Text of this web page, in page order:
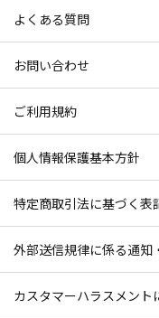
よくある質問
お問い合わせ
ご利用規約
個人情報保護基本方針
特定商取引法に基づく表
外部送信規律に係る通知
カスタマーハラスメント